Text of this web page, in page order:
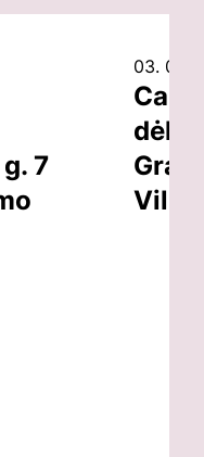
7
03. 07.
dėl